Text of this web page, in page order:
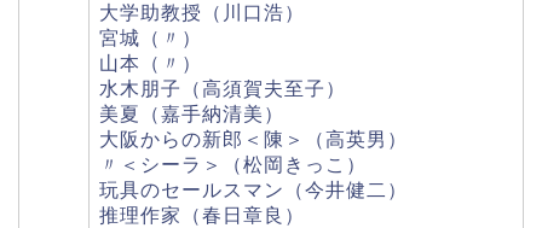
大学助教授（川口浩）
宮城（〃）
山本（〃）
水木朋子（高須賀夫至子）
美夏（嘉手納清美）
大阪からの新郎＜陳＞（高英男）
〃＜シーラ＞（松岡きっこ）
玩具のセールスマン（今井健二）
推理作家（春日章良）